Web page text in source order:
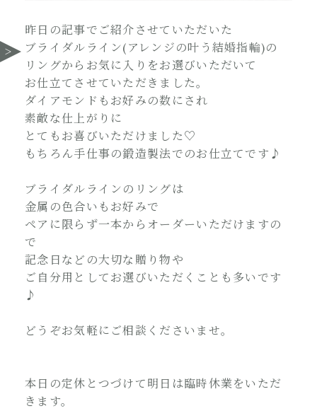
昨日の記事でご紹介させていただいた
ブライダルライン(アレンジの叶う結婚指輪)の
リングからお気に入りをお選びいただいて
お仕立てさせていただきました。
ダイアモンドもお好みの数にされ
素敵な仕上がりに
とてもお喜びいただけました♡
もちろん手仕事の鍛造製法でのお仕立てです♪
ブライダルラインのリングは
金属の色合いもお好みで
ペアに限らず一本からオーダーいただけますの
で
記念日などの大切な贈り物や
ご自分用としてお選びいただくことも多いです
♪
どうぞお気軽にご相談くださいませ。
本日の定休とつづけて明日は臨時休業をいただ
きます。